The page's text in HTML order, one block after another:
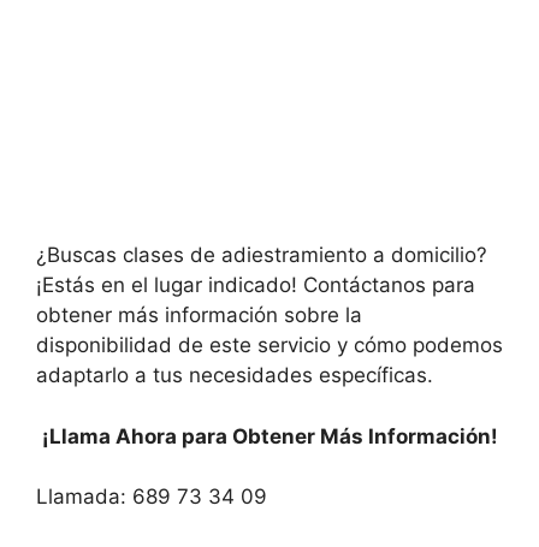
¿Buscas clases de adiestramiento a domicilio?
¡Estás en el lugar indicado! Contáctanos para
obtener más información sobre la
disponibilidad de este servicio y cómo podemos
adaptarlo a tus necesidades específicas.
¡Llama Ahora para Obtener Más Información!
Llamada: 689 73 34 09